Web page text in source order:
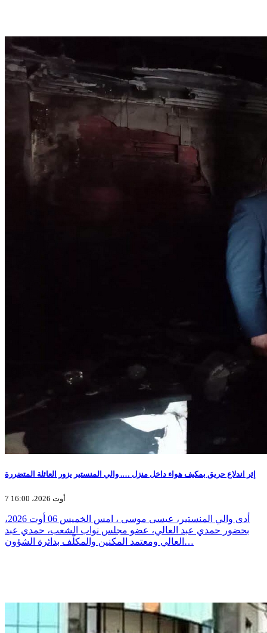
إثر اندلاع حريق بمكيف هواء داخل منزل …. والي المنستير يزور العائلة المتضررة
7 أوت 2026، 16:00
أدى والي المنستير، عيسى موسى ، امس الخميس 06 أوت 2026،
بحضور حمدي عبد العالي، عضو مجلس نواب الشعب، حمدي عبد
العالي ومعتمد المكنين والمكلّف بدائرة الشؤون…